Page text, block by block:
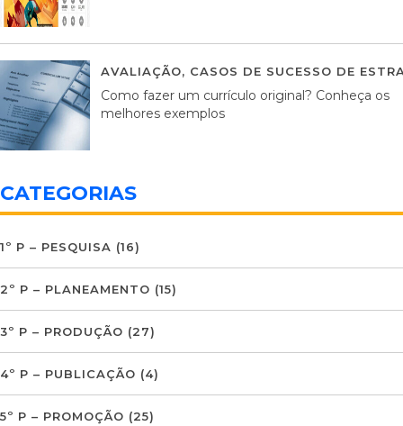
AVALIAÇÃO, CASOS DE SUCESSO DE
Como fazer um currículo original? Conheça os
melhores exemplos
CATEGORIAS
1º P – PESQUISA (16)
2º P – PLANEAMENTO (15)
3º P – PRODUÇÃO (27)
4º P – PUBLICAÇÃO (4)
5º P – PROMOÇÃO (25)